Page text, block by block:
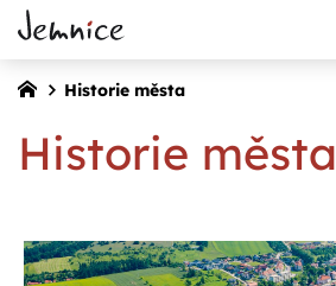
Historie města
Historie města